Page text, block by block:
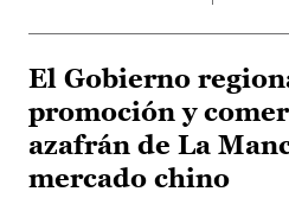
El Gobierno
promoción y
azafrán de La
mercado chino